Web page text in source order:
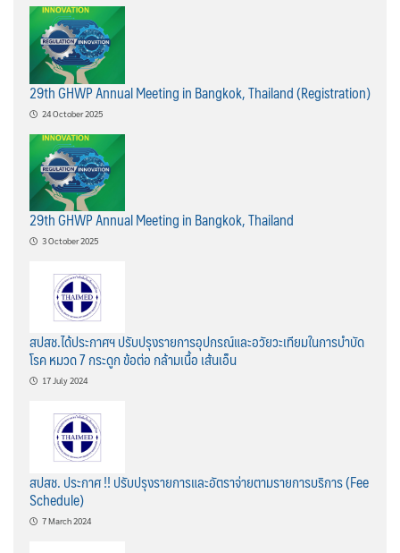
29th GHWP Annual Meeting in Bangkok, Thailand (Registration)
24 October 2025
29th GHWP Annual Meeting in Bangkok, Thailand
3 October 2025
สปสช.ได้ประกาศฯ ปรับปรุงรายการอุปกรณ์และอวัยวะเทียมในการบำบัด
โรค หมวด 7 กระดูก ข้อต่อ กล้ามเนื้อ เส้นเอ็น
17 July 2024
สปสช. ประกาศ !! ปรับปรุงรายการและอัตราจ่ายตามรายการบริการ (Fee
Schedule)
7 March 2024